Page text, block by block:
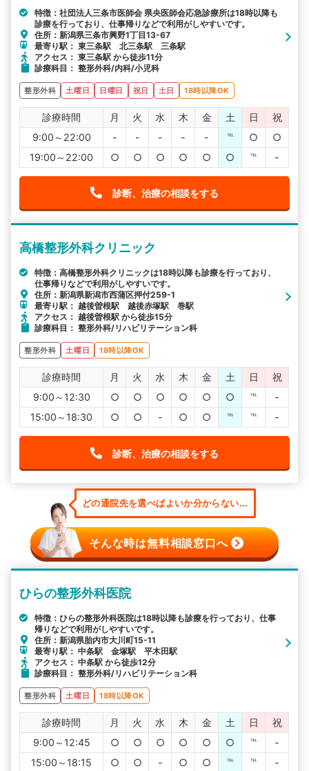
特徴：社団法人三条市医師会 県央医師会応急診療所は18時以降も
診療を行っており、仕事帰りなどで利用がしやすいです。
住所：新潟県三条市興野1丁目13-67
最寄り駅： 東三条駅 北三条駅 三条駅
アクセス： 東三条駅 から徒歩11分
診療科目： 整形外科/内科/小児科
整形外科 土曜日 日曜日 祝日 土日 18時以降OK
診療時間 月 火 水 木 金 土 日
祝
9:00～22:00
- - - - - ℡ ○
○
19:00～22:00
○ ○ ○ ○ ○ ○ ℡ -
診断、治療の相談をする
高橋整形外科クリニック
特徴：高橋整形外科クリニックは18時以降も診療を行っており、
仕事帰りなどで利用がしやすいです。
住所：新潟県新潟市西蒲区押付259-1
最寄り駅： 越後曽根駅 越後赤塚駅 巻駅
アクセス： 越後曽根駅 から徒歩15分
診療科目： 整形外科/リハビリテーション科
整形外科 土曜日 18時以降OK
診療時間 月 火 水 木 金 土 日
祝
9:00～12:30
○ ○ ○ ○ ○ ○ ℡
-
15:00～18:30
○ ○ - ○ ○ ℡ ℡ -
診断、治療の相談をする
どの通院先を選べばよいか分からない...
そんな時は無料相談窓口へ
ひらの整形外科医院
特徴：ひらの整形外科医院は18時以降も診療を行っており、仕事
帰りなどで利用がしやすいです。
住所：新潟県胎内市大川町15-11
最寄り駅： 中条駅 金塚駅 平木田駅
アクセス： 中条駅 から徒歩12分
診療科目： 整形外科/リハビリテーション科
整形外科 土曜日 18時以降OK
診療時間 月 火 水 木 金 土 日
祝
9:00～12:45
○ ○ ○ ○ ○ ○ ℡
-
15:00～18:15
○ ○ - ○ ○ ℡ ℡ -